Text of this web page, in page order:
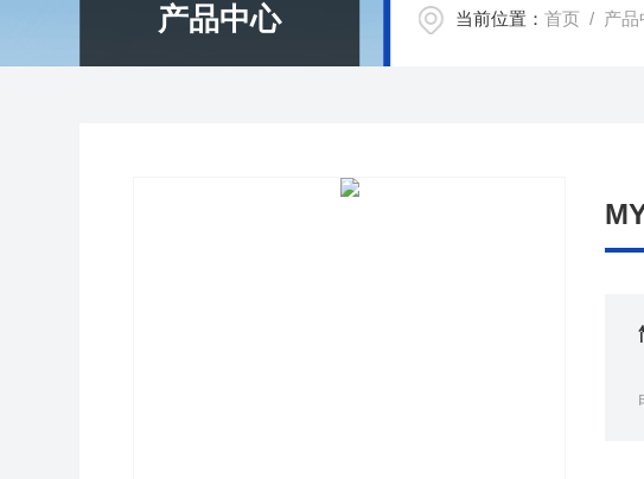
产品中心 当前位置：首页 / 产品